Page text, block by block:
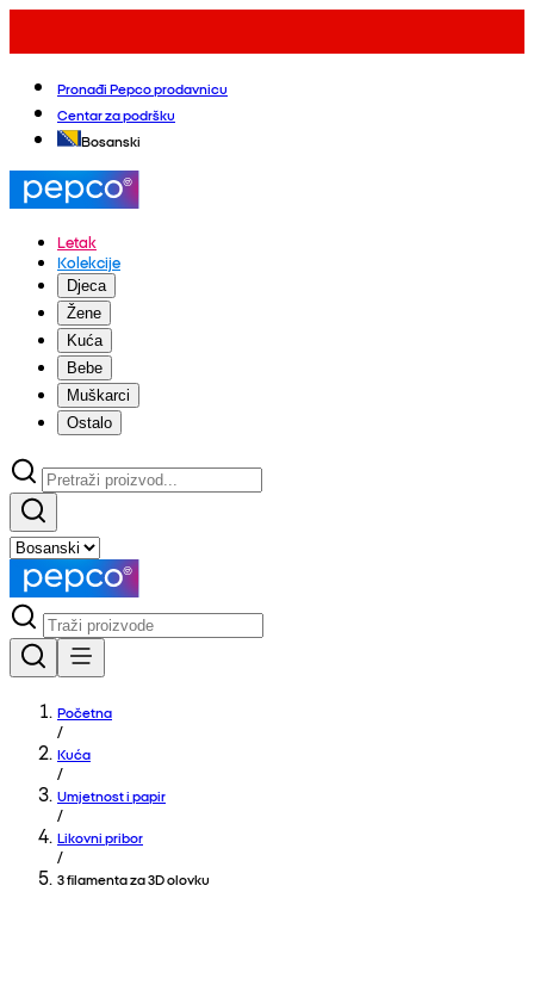
Pronađi Pepco prodavnicu
Centar za podršku
Bosanski
Letak
Kolekcije
Djeca
Žene
Kuća
Bebe
Muškarci
Ostalo
Početna
/
Kuća
/
Umjetnost i papir
/
Likovni pribor
/
3 filamenta za 3D olovku